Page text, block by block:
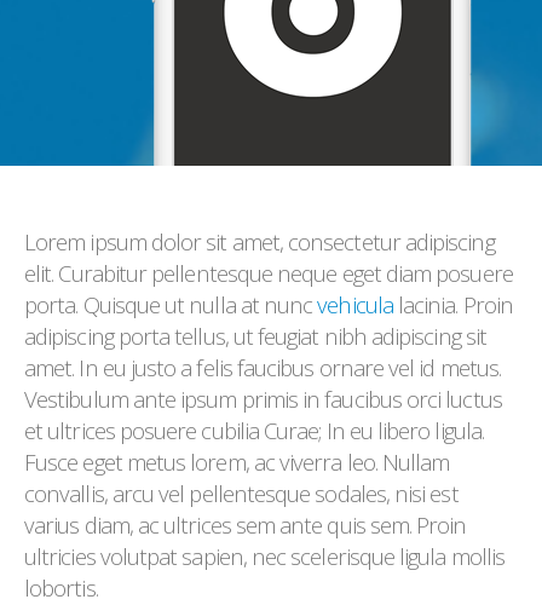
Lorem ipsum dolor sit amet, consectetur adipiscing
elit. Curabitur pellentesque neque eget diam posuere
porta. Quisque ut nulla at nuncvehiculalacinia. Proin
adipiscing porta tellus, ut feugiat nibh adipiscing sit
amet. In eu justo a felis faucibus ornare vel id metus.
Vestibulum ante ipsum primis in faucibus orci luctus
et ultrices posuere cubilia Curae; In eu libero ligula.
Fusce eget metus lorem, ac viverra leo. Nullam
convallis, arcu vel pellentesque sodales, nisi est
varius diam, ac ultrices sem ante quis sem. Proin
ultricies volutpat sapien, nec scelerisque ligula mollis
lobortis.